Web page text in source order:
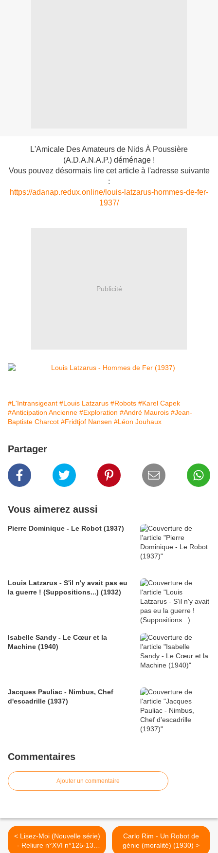
L'Amicale Des Amateurs de Nids À Poussière
(A.D.A.N.A.P.) déménage !
Vous pouvez désormais lire cet article à l'adresse suivante
:
https://adanap.redux.online/louis-latzarus-hommes-de-fer-
1937/
Publicité
#L'Intransigeant #Louis Latzarus #Robots #Karel Capek
#Anticipation Ancienne #Exploration #André Maurois #Jean-
Baptiste Charcot #Fridtjof Nansen #Léon Jouhaux
Partager
Vous aimerez aussi
Pierre Dominique - Le Robot (1937)
Louis Latzarus - S'il n'y avait pas eu
la guerre ! (Suppositions...) (1932)
Isabelle Sandy - Le Cœur et la
Machine (1940)
Jacques Pauliac - Nimbus, Chef
d'escadrille (1937)
Commentaires
Ajouter un commentaire
< Lisez-Moi (Nouvelle série)
- Reliure n°XVI n°125-136
Carlo Rim - Un Robot de
génie (moralité) (1930) >